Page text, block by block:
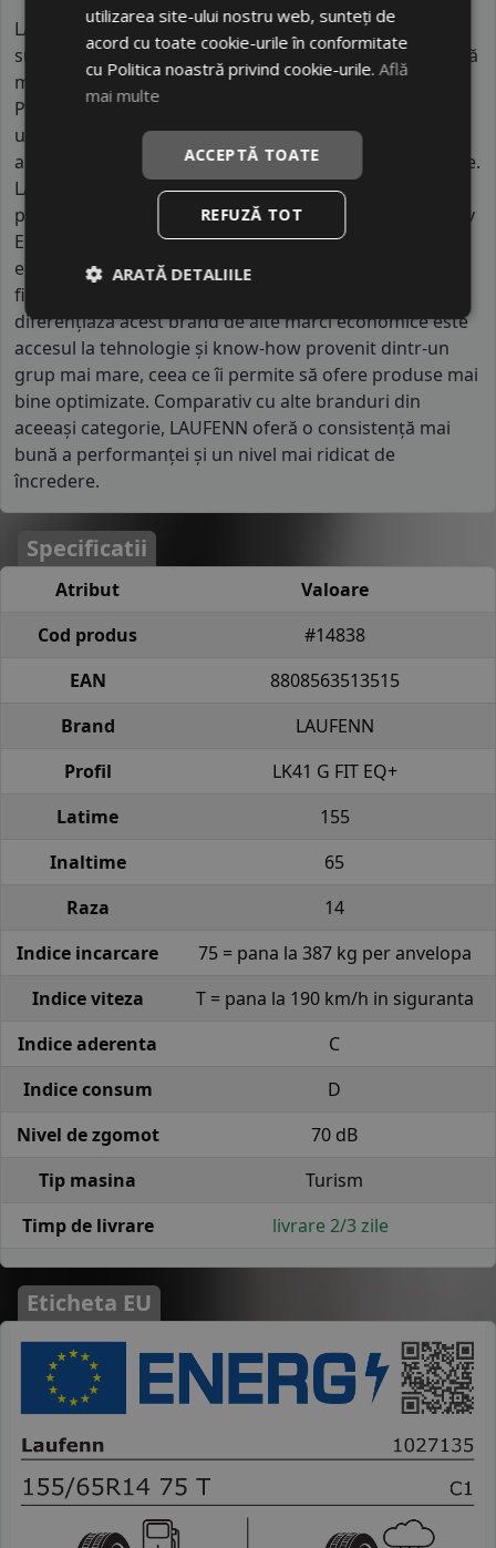
LAUFENN este un brand dezvoltat de un producător
sud-coreean important, fiind poziționat ca o alternativă
mai accesibilă în cadrul portofoliului acestuia.
Producția este realizată în fabrici moderne din Asia,
unde mii de angajați contribuie la realizarea
anvelopelor conform unor standarde stricte de calitate.
LAUFENN este orientat către piața globală și oferă
produse adaptate cerințelor diferitelor regiuni, inclusiv
Europa. Anvelopele sunt proiectate pentru a oferi un
echilibru între durabilitate, confort și performanță,
fiind potrivite pentru utilizarea zilnică. Ceea ce
diferențiază acest brand de alte mărci economice este
accesul la tehnologie și know-how provenit dintr-un
grup mai mare, ceea ce îi permite să ofere produse mai
bine optimizate. Comparativ cu alte branduri din
aceeași categorie, LAUFENN oferă o consistență mai
bună a performanței și un nivel mai ridicat de
încredere.
Specificatii
Atribut
Valoare
Cod produs
#14838
EAN
8808563513515
Brand
LAUFENN
Profil
LK41 G FIT EQ+
Latime
155
Inaltime
65
Raza
14
Indice incarcare
75 = pana la 387 kg per anvelopa
Indice viteza
T = pana la 190 km/h in siguranta
Indice aderenta
C
Indice consum
D
Nivel de zgomot
70 dB
Tip masina
Turism
Timp de livrare
livrare 2/3 zile
Eticheta EU
utilizarea site-ului nostru web, sunteți de
acord cu toate cookie-urile în conformitate
cu Politica noastră privind cookie-urile.Află
mai multe
ACCEPTĂ TOATE
REFUZĂ TOT
ARATĂ DETALIILE